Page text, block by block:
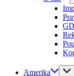
Amerika